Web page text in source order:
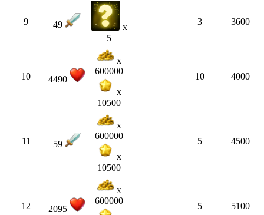
9 49
x
5
3 3600
10 4490
x
600000
x
10500
10 4000
11 59
x
600000
x
10500
5 4500
12 2095
x
600000
5 5100